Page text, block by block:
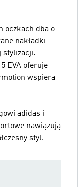
oczkach dba o
nakładki
stylizacji.
EVA oferuje
wspiera
adidas i
nawiązują
styl.